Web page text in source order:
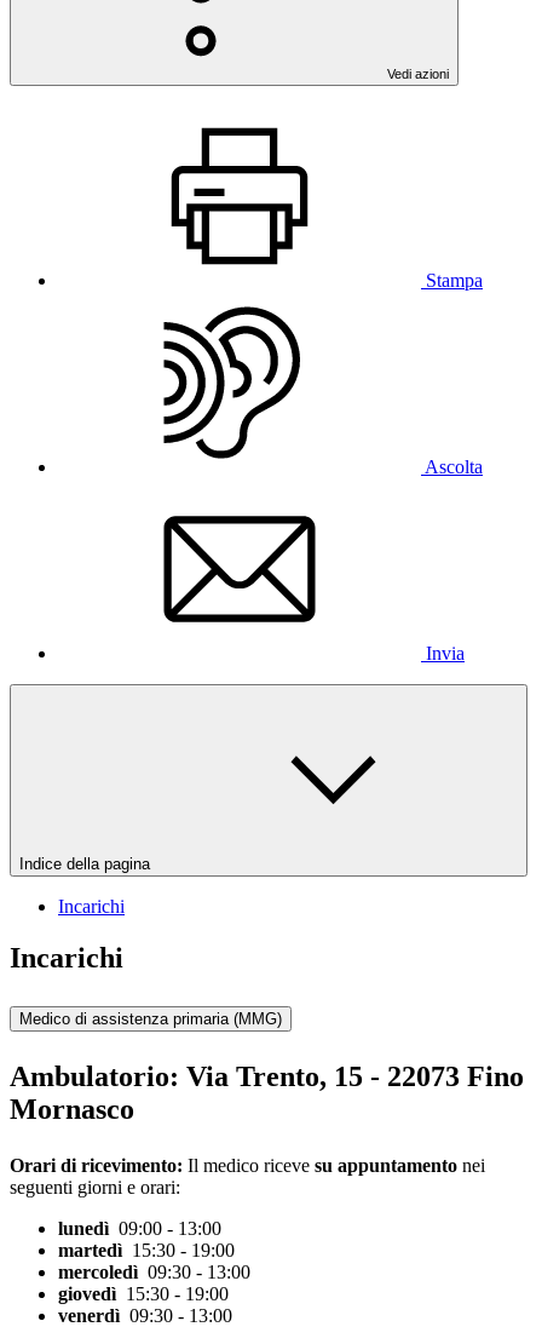
Vedi azioni
Stampa
Ascolta
Invia
Indice della pagina
Incarichi
Incarichi
Medico di assistenza primaria (MMG)
Ambulatorio: Via Trento, 15 - 22073 Fino
Mornasco
Orari di ricevimento: Il medico riceve su appuntamento nei
seguenti giorni e orari:
lunedì 09:00 - 13:00
martedì 15:30 - 19:00
mercoledì 09:30 - 13:00
giovedì 15:30 - 19:00
venerdì 09:30 - 13:00